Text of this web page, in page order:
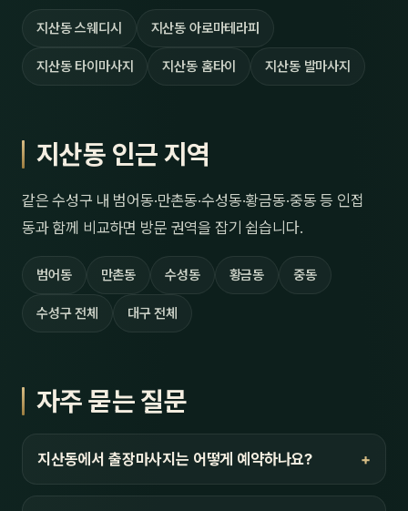
지산동 스웨디시 지산동 아로마테라피
지산동 타이마사지 지산동 홈타이 지산동 발마사지
지산동 인근 지역
같은 수성구 내 범어동·만촌동·수성동·황금동·중동 등 인접
동과 함께 비교하면 방문 권역을 잡기 쉽습니다.
범어동 만촌동 수성동 황금동 중동
수성구 전체 대구 전체
자주 묻는 질문
지산동에서 출장마사지는 어떻게 예약하나요?